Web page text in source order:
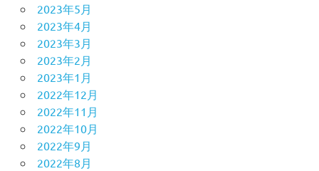
2023年5月
2023年4月
2023年3月
2023年2月
2023年1月
2022年12月
2022年11月
2022年10月
2022年9月
2022年8月